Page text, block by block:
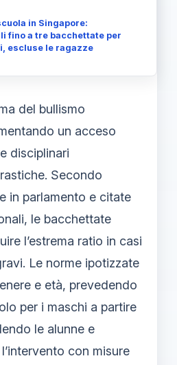
in Singapore:
fino a tre bacchettate per
escluse le ragazze
del bullismo
un acceso
disciplinari
Secondo
in parlamento e citate
le bacchettate
l’estrema ratio in casi
Le norme ipotizzate
e età, prevedendo
per i maschi a partire
le alunne e
con misure